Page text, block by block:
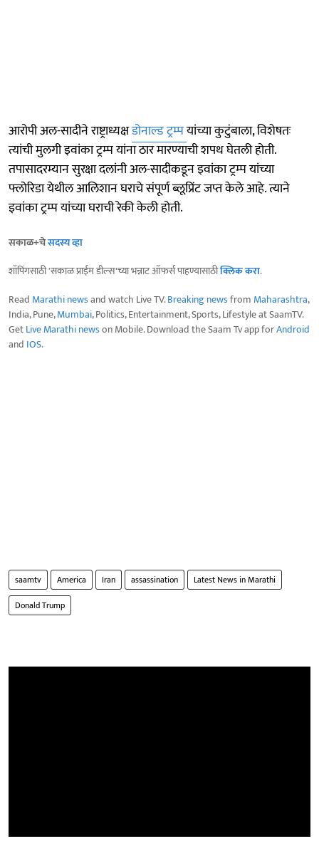
आरोपी अल-सादीने राष्ट्राध्यक्षडोनाल्ड ट्रम्पयांच्या कुटुंबाला, विशेषतः
त्यांची मुलगी इवांका ट्रम्प यांना ठार मारण्याची शपथ घेतली होती.
तपासादरम्यान सुरक्षा दलांनी अल-सादीकडून इवांका ट्रम्प यांच्या
फ्लोरिडा येथील आलिशान घराचे संपूर्ण ब्लूप्रिंट जप्त केले आहे. त्याने
इवांका ट्रम्प यांच्या घराची रेकी केली होती.
सकाळ+चेसदस्य व्हा
शॉपिंगसाठी 'सकाळ प्राईम डील्स'च्या भन्नाट ऑफर्स पाहण्यासाठीक्लिक करा.
Read Marathi newsand watch Live TV.Breaking newsfrom Maharashtra,
India, Pune,Mumbai, Politics, Entertainment, Sports, Lifestyle at SaamTV.
GetLive Marathi newson Mobile. Download the Saam Tv app forAndroid
and IOS.
saamtv America Iran assassination
Latest News in Marathi
Donald Trump